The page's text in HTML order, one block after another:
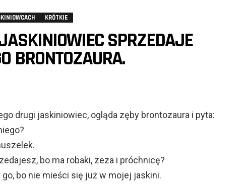
KRÓTKIE
SPRZEDAJE
BRONTOZAURA.
drugi jaskiniowiec, ogląda zęby brontozaura i pyta:
bo ma robaki, zeza i próchnicę?
bo nie mieści się już w mojej jaskini.